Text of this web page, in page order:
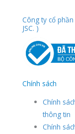
Công ty cổ
JSC. )
Chính sách
Chính
thông tin
Chính